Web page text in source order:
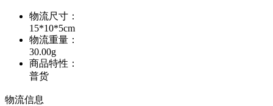
物流尺寸 ：
15*10*5cm
物流重量 ：
30.00g
商品特性 ：
普货
物流信息